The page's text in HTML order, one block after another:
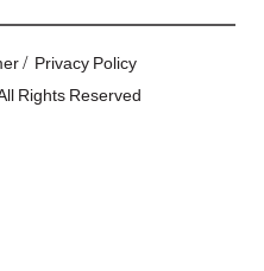
/ Privacy Policy
Rights Reserved